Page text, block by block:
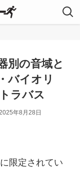
別の音域と
バイオリ
ラバス
年8月28日
限定されてい